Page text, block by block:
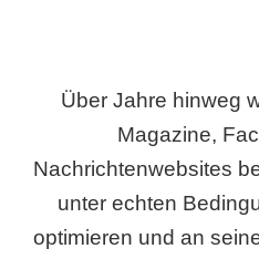
Über Jahre hinweg
Magazine,
Nachrichtenwebsites
unter echten
optimieren und an